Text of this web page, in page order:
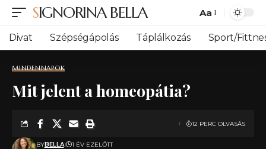
SIGNORINA BELLA
Font
Resizer
Aa
Divat Szépségápolás Táplálkozás Sport/
MINDENNAPOK
Mit jelent a homeopátia?
BYBELLA 1 ÉV EZELŐTT
12 PERC OLVASÁS